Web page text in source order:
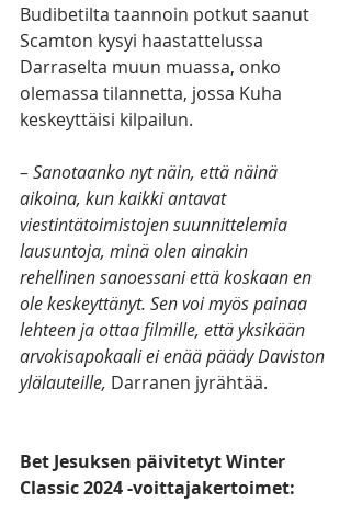
Budibetilta taannoin potkut saanut
Scamton kysyi haastattelussa
Darraselta muun muassa, onko
olemassa tilannetta, jossa Kuha
keskeyttäisi kilpailun.
– Sanotaanko nyt näin, että näinä
aikoina, kun kaikki antavat
viestintätoimistojen suunnittelemia
lausuntoja, minä olen ainakin
rehellinen sanoessani että koskaan en
ole keskeyttänyt. Sen voi myös painaa
lehteen ja ottaa filmille, että yksikään
arvokisapokaali ei enää päädy Daviston
ylälauteille, Darranen jyrähtää.
Bet Jesuksen päivitetyt Winter
Classic 2024 -voittajakertoimet: